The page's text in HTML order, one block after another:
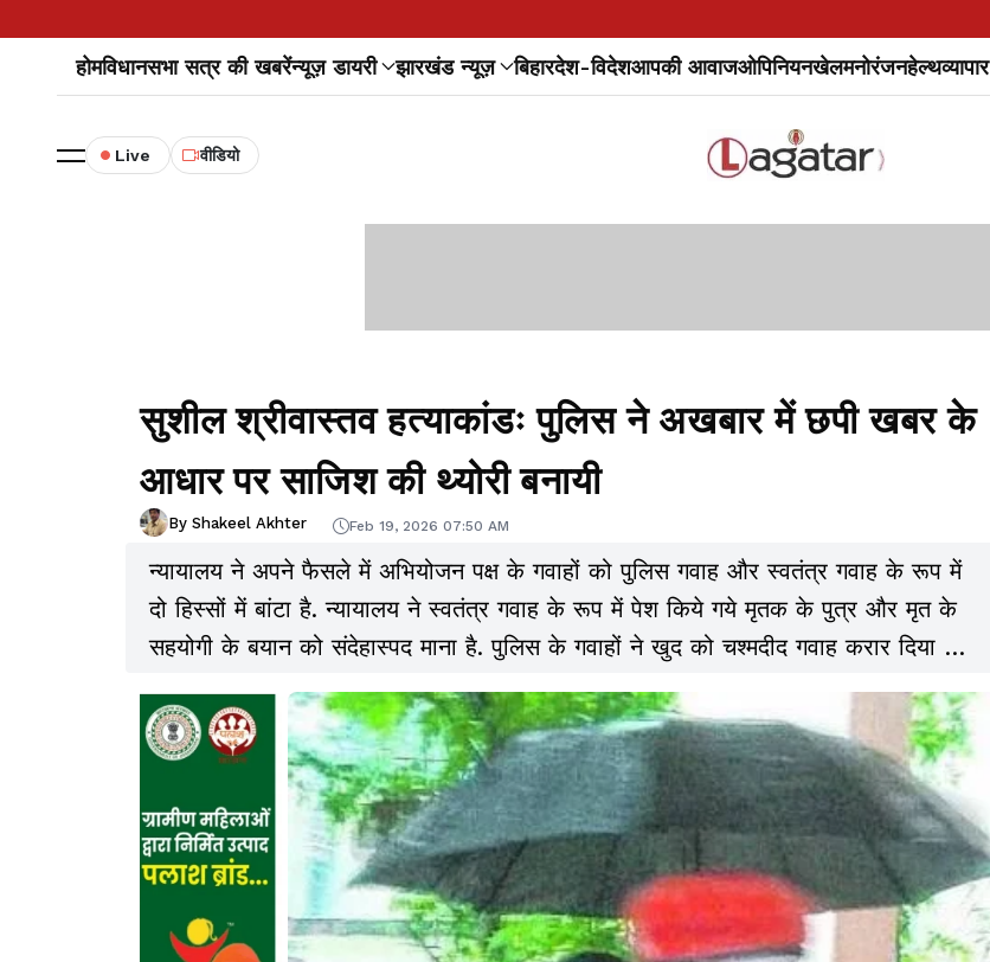
होमविधानसभा सत्र की खबरेंन्यूज़ डायरी झारखंड न्यूज़ बिहारदेश-विदेशआपकी आवाजओपिनियनखेलमनोरंजनहेल्थव्यापार
Live वीडियो
सुशील श्रीवास्तव हत्याकांडः पुलिस ने अखबार में छपी खबर के
आधार पर साजिश की थ्योरी बनायी
By Shakeel Akhter Feb 19, 2026 07:50 AM
न्यायालय ने अपने फैसले में अभियोजन पक्ष के गवाहों को पुलिस गवाह और स्वतंत्र गवाह के रूप में
दो हिस्सों में बांटा है. न्यायालय ने स्वतंत्र गवाह के रूप में पेश किये गये मृतक के पुत्र और मृत के
सहयोगी के बयान को संदेहास्पद माना है. पुलिस के गवाहों ने खुद को चश्मदीद गवाह करार दिया था.
इन चश्मदीद गवाहों द्वारा बतायी गयी हमलावरों की संख्या में भारी अंतर पाया गया. किसी चश्मदीद
गवाह ने हमलावरों की संख्या दो तीन बतायी थी तो किसी ने 8-10.